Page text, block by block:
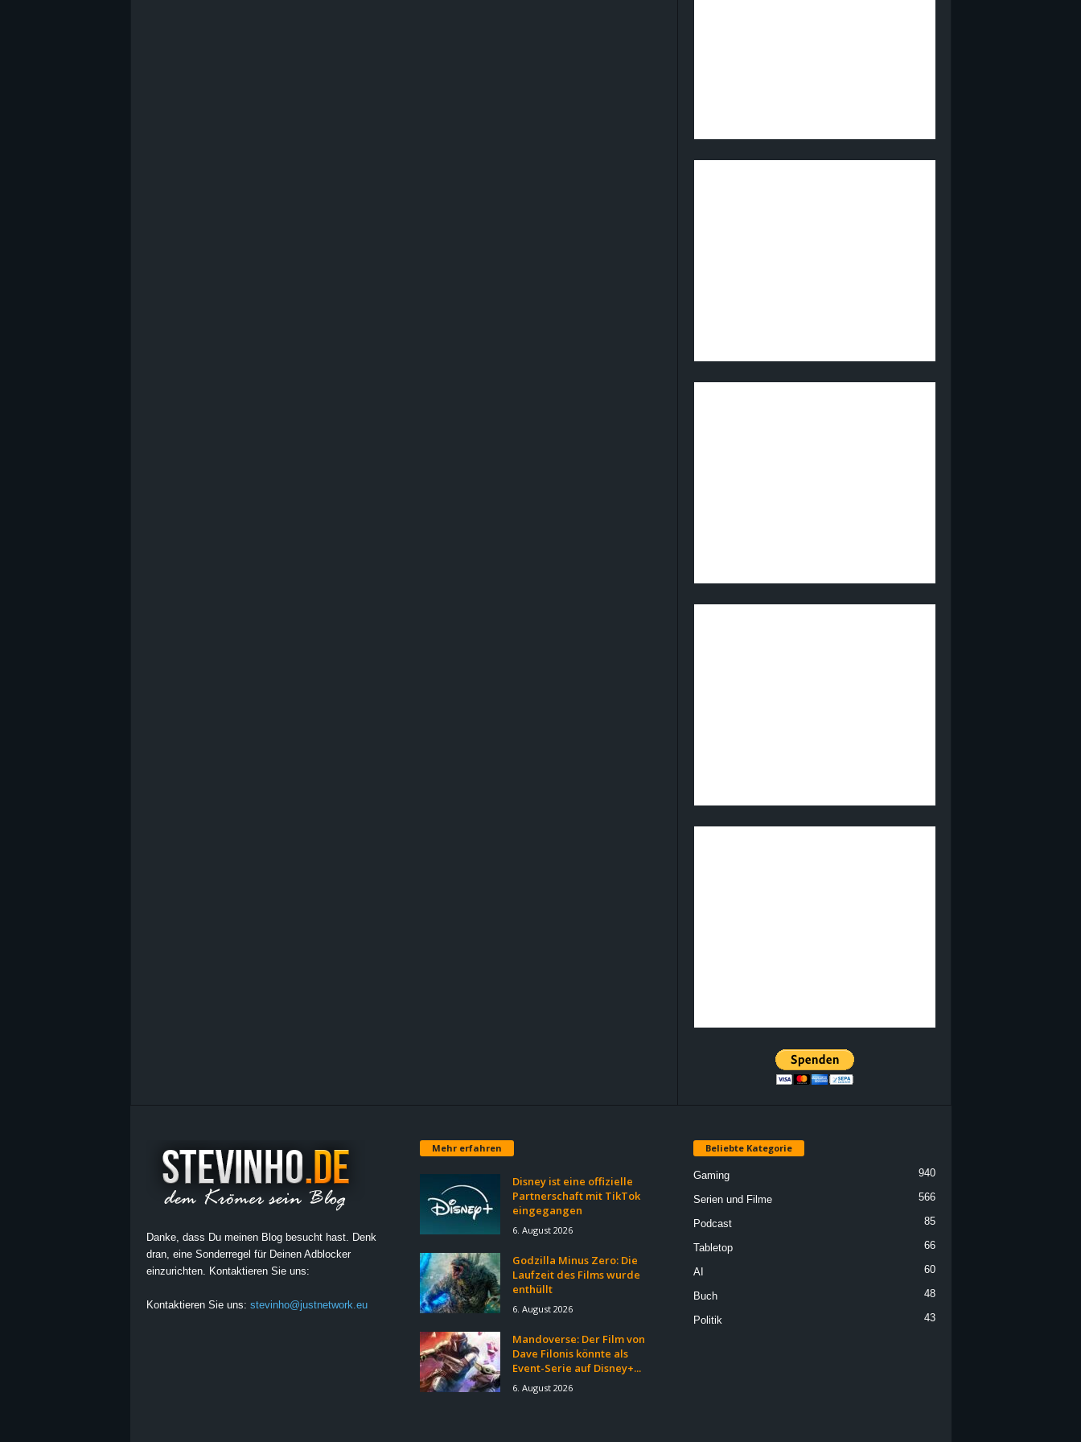
Danke, dass Du meinen Blog besucht hast. Denk
dran, eine Sonderregel für Deinen Adblocker
einzurichten. Kontaktieren Sie uns:
Kontaktieren Sie uns: stevinho@justnetwork.eu
Mehr erfahren
Disney ist eine offizielle
Partnerschaft mit TikTok
eingegangen
6. August 2026
Godzilla Minus Zero: Die
Laufzeit des Films wurde
enthüllt
6. August 2026
Mandoverse: Der Film von
Dave Filonis könnte als
Event-Serie auf Disney+...
6. August 2026
Beliebte Kategorie
Gaming 940
Serien und Filme 566
Podcast 85
Tabletop 66
AI 60
Buch 48
Politik 43